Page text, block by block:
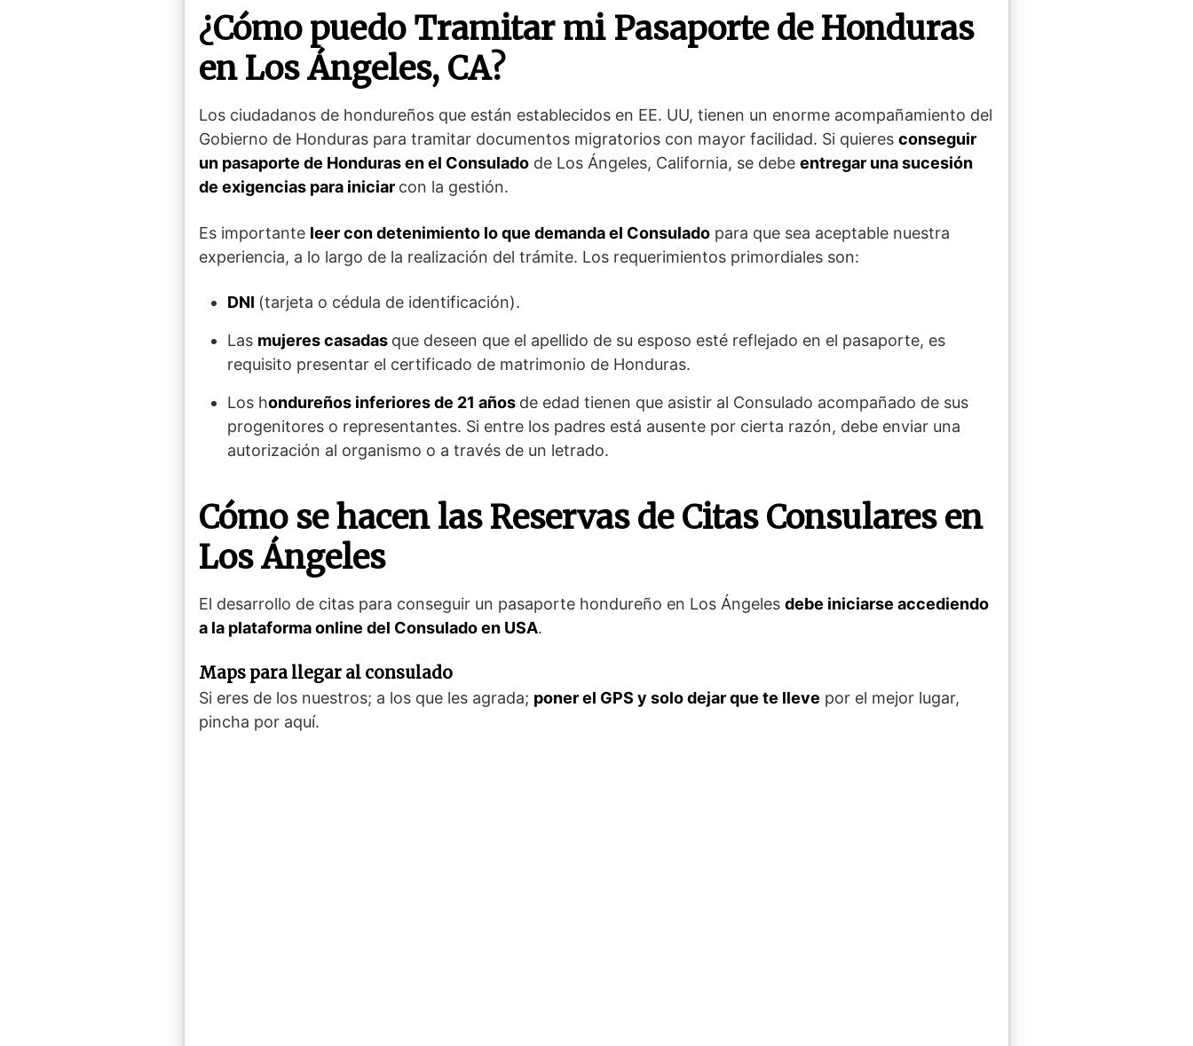
¿Cómo puedo Tramitar mi Pasaporte de Honduras
en Los Ángeles, CA?
Los ciudadanos de hondureños que están establecidos en EE. UU, tienen un enorme acompañamiento del
Gobierno de Honduras para tramitar documentos migratorios con mayor facilidad. Si quieres conseguir
un pasaporte de Honduras en el Consulado de Los Ángeles, California, se debe entregar una sucesión
de exigencias para iniciar con la gestión.
Es importante leer con detenimiento lo que demanda el Consulado para que sea aceptable nuestra
experiencia, a lo largo de la realización del trámite. Los requerimientos primordiales son:
DNI (tarjeta o cédula de identificación).
Las mujeres casadas que deseen que el apellido de su esposo esté reflejado en el pasaporte, es
requisito presentar el certificado de matrimonio de Honduras.
Los hondureños inferiores de 21 años de edad tienen que asistir al Consulado acompañado de sus
progenitores o representantes. Si entre los padres está ausente por cierta razón, debe enviar una
autorización al organismo o a través de un letrado.
Cómo se hacen las Reservas de Citas Consulares en
Los Ángeles
El desarrollo de citas para conseguir un pasaporte hondureño en Los Ángeles debe iniciarse accediendo
a la plataforma online del Consulado en USA.
Maps para llegar al consulado
Si eres de los nuestros; a los que les agrada; poner el GPS y solo dejar que te lleve por el mejor lugar,
pincha por aquí.